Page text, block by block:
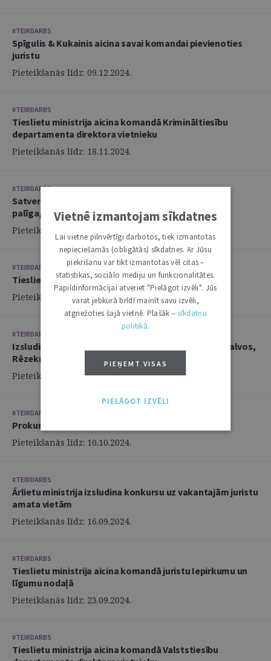
#TEIRDARBS
Spīgulis & Kukainis aicina savai komandai pievienoties
juristu
Pieteikšanās līdz: 09.12.2024.
#TEIRDARBS
Tieslietu ministrija aicina komandā Krimināltiesību
departamenta direktora vietnieku
Pieteikšanās līdz: 18.11.2024.
#TEIRDARBS
Satversmes tiesa izsludina konkursu uz tiesneša
palīga/palīdzes amatu
Pieteikšanās līdz: 08.10.2024.
#TEIRDARBS
Tieslietu ministrija aicina komandā juristu
Pieteikšanās līdz: 14.10.2024.
#TEIRDARBS
Izsludina prokurora amata vakances Rīgā, Ludzā, Balvos,
Rēzeknē
Pieteikšanās līdz: 11.10.2024.
#TEIRDARBS
Prokuratūra aicina darbā vecākā prokurora palīgus
Pieteikšanās līdz: 10.10.2024.
#TEIRDARBS
Ārlietu ministrija izsludina konkursu uz vakantajām juristu
amata vietām
Pieteikšanās līdz: 16.09.2024.
#TEIRDARBS
Tieslietu ministrija aicina komandā juristu Iepirkumu un
līgumu nodaļā
Pieteikšanās līdz: 23.09.2024.
#TEIRDARBS
Tieslietu ministrija aicina komandā Valststiesību
Vietnē izmantojam sīkdatnes
Lai vietne pilnvērtīgi darbotos, tiek izmantotas
nepieciešamās (obligātās) sīkdatnes. Ar Jūsu
piekrišanu var tikt izmantotas vēl citas –
statistikas, sociālo mediju un funkcionalitātes.
Papildinformācijai atveriet "Pielāgot izvēli". Jūs
varat jebkurā brīdī mainīt savu izvēli,
atgriežoties šajā vietnē. Plašāk – sīkdatņu
politikā.
PIEŅEMT VISAS
PIELĀGOT IZVĒLI